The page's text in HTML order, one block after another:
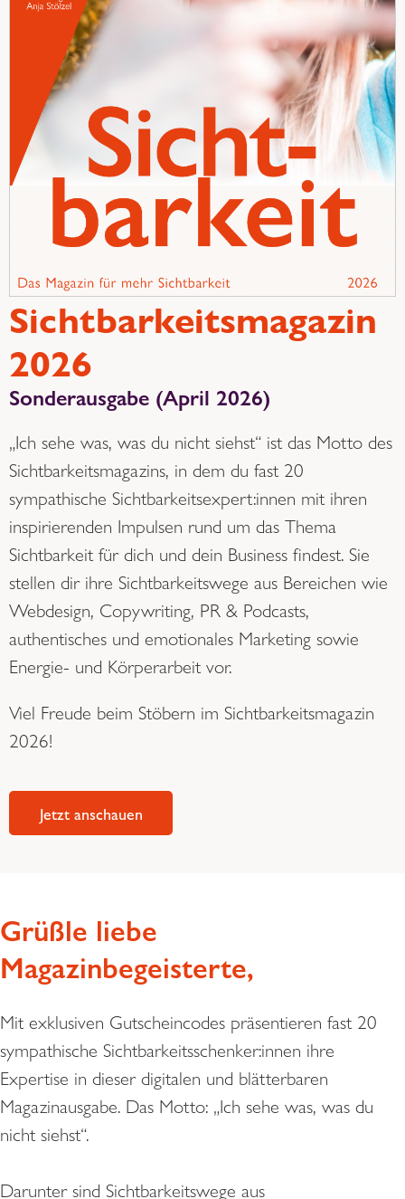
Sichtbarkeitsmagazin
2026
Sonderausgabe (April 2026)
„Ich sehe was, was du nicht siehst“ ist das Motto des
Sichtbarkeitsmagazins, in dem du fast 20
sympathische Sichtbarkeitsexpert:innen mit ihren
inspirierenden Impulsen rund um das Thema
Sichtbarkeit für dich und dein Business findest. Sie
stellen dir ihre Sichtbarkeitswege aus Bereichen wie
Webdesign, Copywriting, PR & Podcasts,
authentisches und emotionales Marketing sowie
Energie- und Körperarbeit vor.
Viel Freude beim Stöbern im Sichtbarkeitsmagazin
2026!
Jetzt anschauen
Grüßle liebe
Magazinbegeisterte,
Mit exklusiven Gutscheincodes präsentieren fast 20
sympathische Sichtbarkeitsschenker:innen ihre
Expertise in dieser digitalen und blätterbaren
Magazinausgabe. Das Motto: „Ich sehe was, was du
nicht siehst“.
Darunter sind Sichtbarkeitswege aus